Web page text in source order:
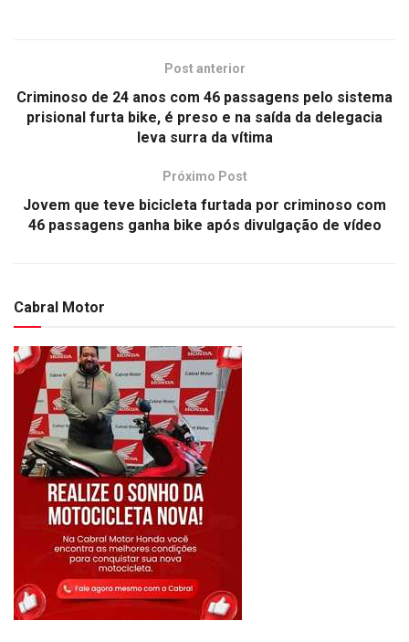
Post anterior
Criminoso de 24 anos com 46 passagens pelo sistema
prisional furta bike, é preso e na saída da delegacia
leva surra da vítima
Próximo Post
Jovem que teve bicicleta furtada por criminoso com
46 passagens ganha bike após divulgação de vídeo
Cabral Motor